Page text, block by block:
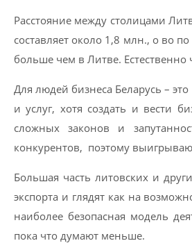
Расстояние между столицами
составляет около 1,8 млн., о во
больше чем в Литве.
Для людей бизнеса Беларусь –
и услуг, хотя создать и вести
сложных законов и
конкурентов, поэтому
Большая часть литовских и
экспорта и глядят как на
наиболее безопасная модель
пока что думают меньше.